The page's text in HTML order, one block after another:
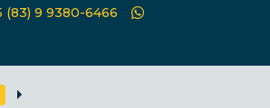
(83) 9 9380-6466